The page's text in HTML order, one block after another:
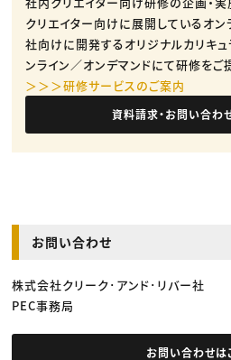
クリエイター向けに展開しているオン
社向けに開発するオリジナルカリキ
ンライン／オンデマンドにて研修をご
＞＞＞研修サービスのご案内
資料請求・お問い合わ
お問い合わせ
株式会社クリーク･アンド･リバー社
PEC事務局
お問い合わせは